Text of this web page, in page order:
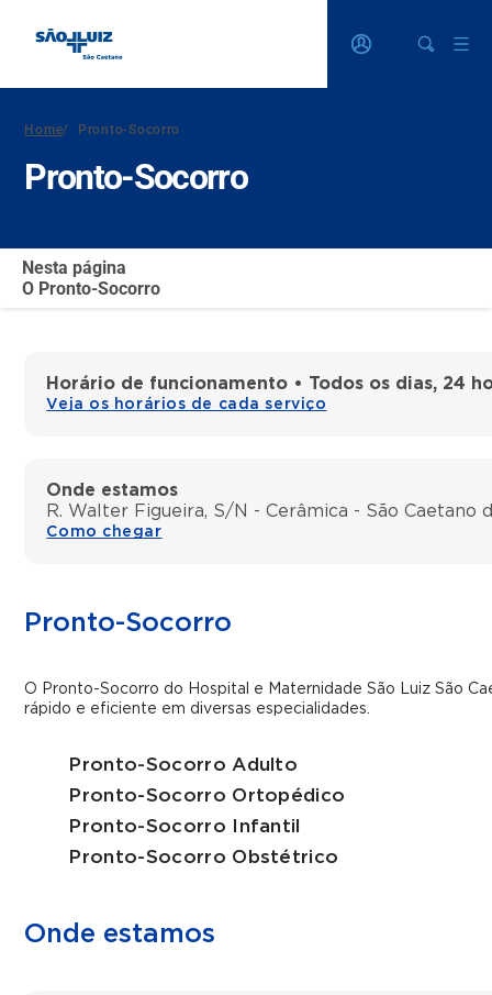
Home/ Pronto-Socorro
Pronto-Socorro
Nesta página
O Pronto-Socorro
Horário de funcionamento • Todos os dias, 24
Veja os horários de cada serviço
Onde estamos
R. Walter Figueira, S/N - Cerâmica - São Caetano
Como chegar
Pronto-Socorro
O Pronto-Socorro do Hospital e Maternidade São Luiz São
rápido e eficiente em diversas especialidades.
Pronto-Socorro Adulto
Pronto-Socorro Ortopédico
Pronto-Socorro Infantil
Pronto-Socorro Obstétrico
Onde estamos